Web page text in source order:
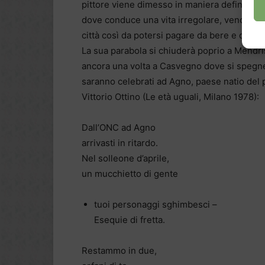
pittore viene dimesso in maniera definitiva
dove conduce una vita irregolare,
città così da potersi pagare da bere e
La sua parabola si chiuderà poprio a
ancora una volta a Casvegno dove si
saranno celebrati ad Agno, paese natio del
Vittorio Ottino (Le età uguali, Milano 1978):
Dall’ONC ad Agno
arrivasti in ritardo.
Nel solleone d’aprile,
un mucchietto di gente
tuoi personaggi sghimbesci –
Esequie di fretta.
Restammo in due,